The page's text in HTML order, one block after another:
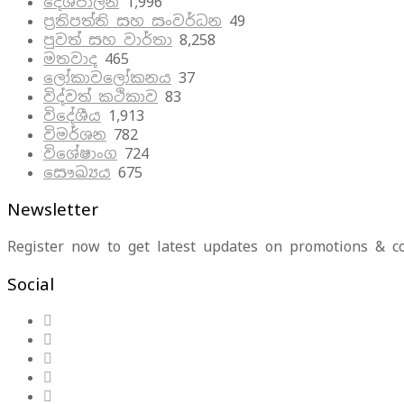
ප්‍රතිපත්ති සහ සංවර්ධන 49
පුවත් සහ වාර්තා 8,258
මතවාද 465
ලෝකාවලෝකනය 37
විද්වත් කථිකාව 83
විදේශීය 1,913
විමර්ශන 782
විශේෂාංග 724
සෞඛ්‍යය 675
Newsletter
Register now to get latest updates on promotions &
Social